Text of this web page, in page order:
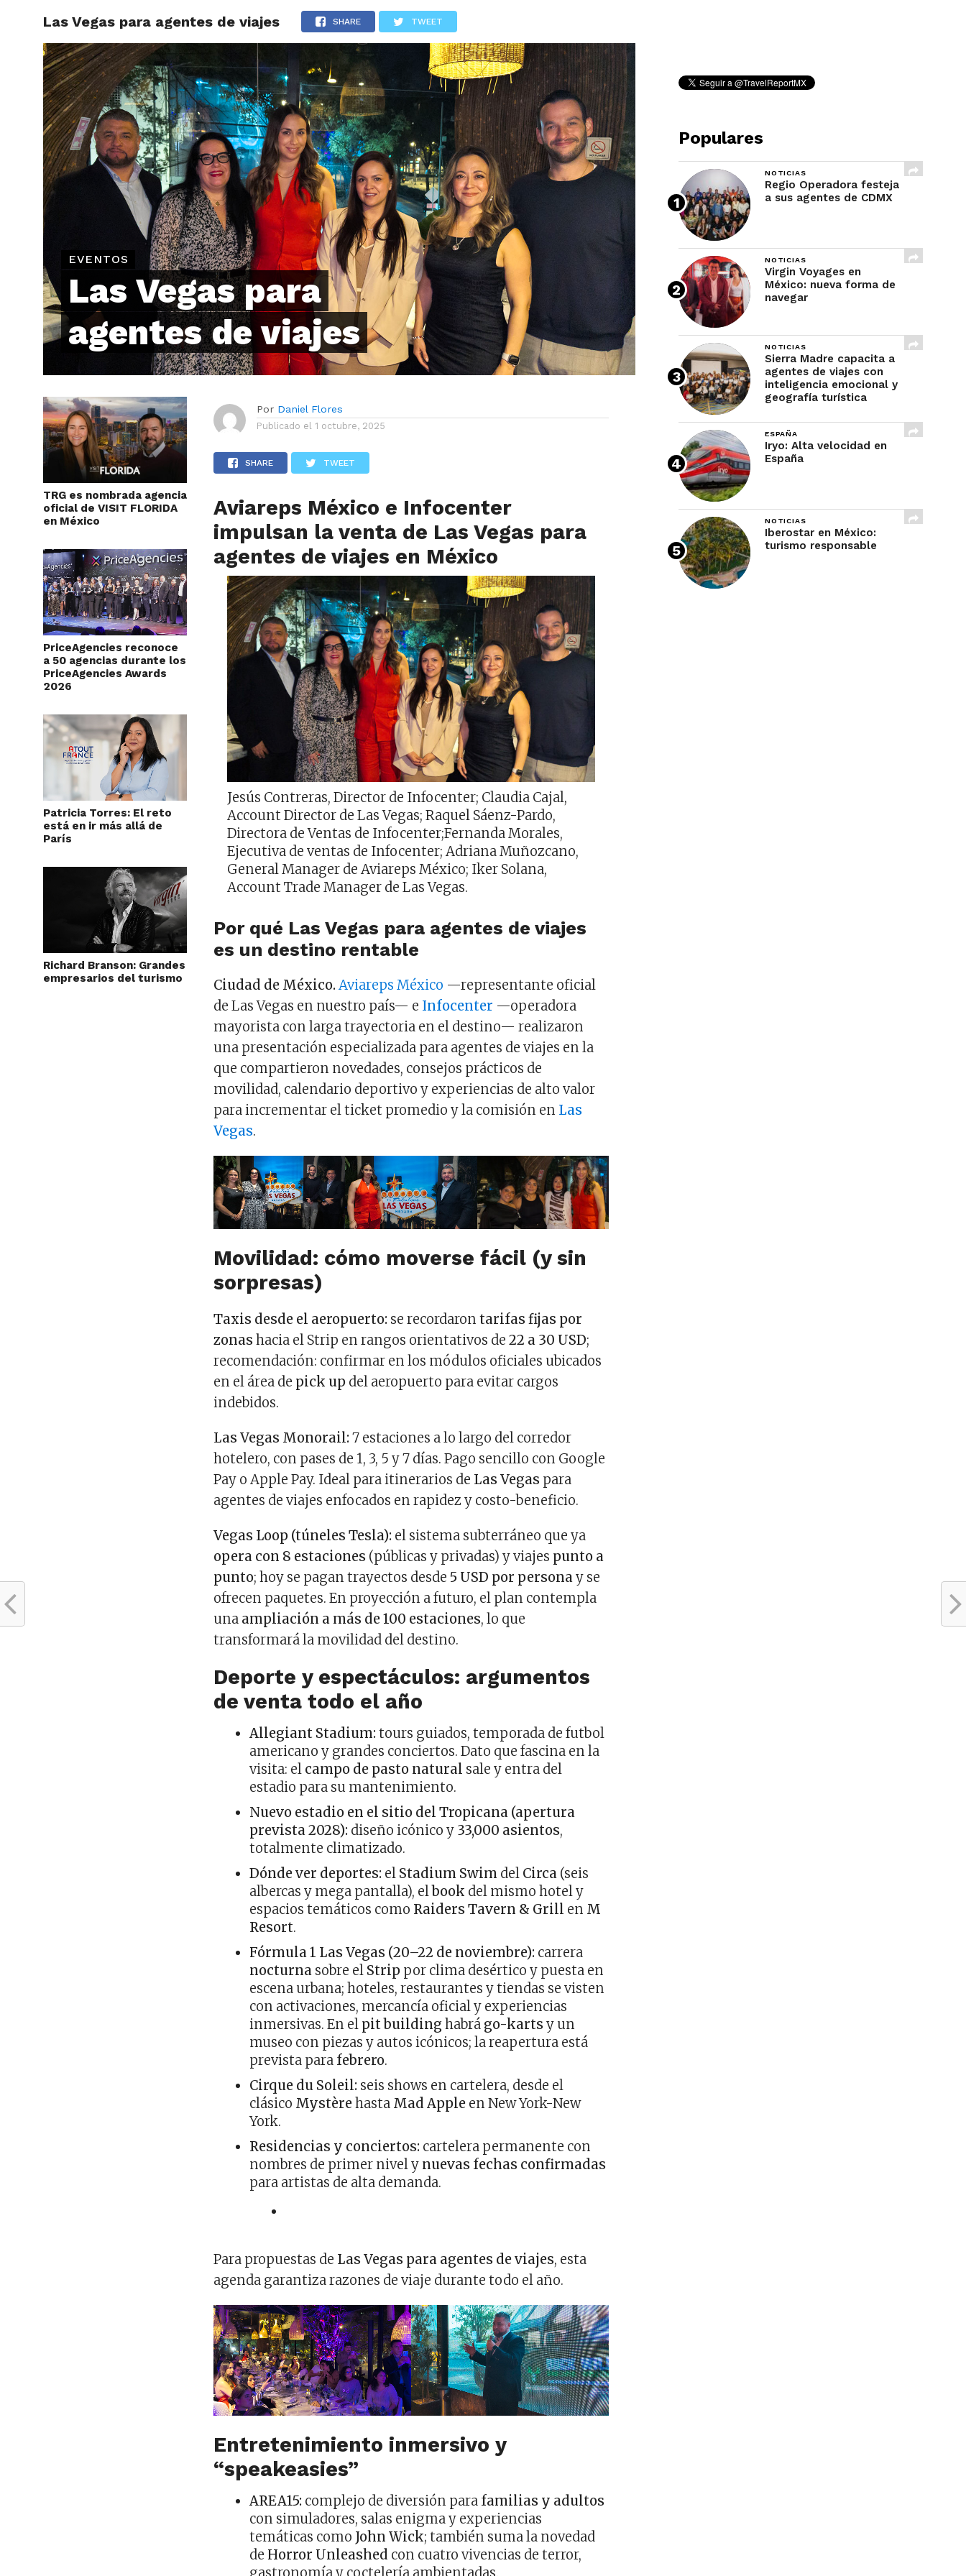
ARTÍCULOS REVIEWS EVENTOS
Las Vegas para agentes de viajes SHARE TWEET
EVENTOS
Las Vegas para
agentes de viajes
TRG es nombrada agencia
oficial de VISIT FLORIDA
en México
PriceAgencies reconoce
a 50 agencias durante los
PriceAgencies Awards
2026
Patricia Torres: El reto
está en ir más allá de
París
Richard Branson: Grandes
empresarios del turismo
Por Daniel Flores
Publicado el 1 octubre, 2025
SHARE TWEET
Aviareps México e Infocenter
impulsan la venta de Las Vegas para
agentes de viajes en México
Jesús Contreras, Director de Infocenter; Claudia Cajal,
Account Director de Las Vegas; Raquel Sáenz-Pardo,
Directora de Ventas de Infocenter;Fernanda Morales,
Ejecutiva de ventas de Infocenter; Adriana Muñozcano,
General Manager de Aviareps México; Iker Solana,
Account Trade Manager de Las Vegas.
Por qué Las Vegas para agentes de viajes
es un destino rentable
Ciudad de México. Aviareps México —representante oficial
de Las Vegas en nuestro país— e Infocenter —operadora
mayorista con larga trayectoria en el destino— realizaron
una presentación especializada para agentes de viajes en la
que compartieron novedades, consejos prácticos de
movilidad, calendario deportivo y experiencias de alto valor
para incrementar el ticket promedio y la comisión en Las
Vegas.
Movilidad: cómo moverse fácil (y sin
sorpresas)
Taxis desde el aeropuerto: se recordarontarifas fijas por
zonas hacia el Strip en rangos orientativos de22 a 30 USD;
recomendación: confirmar en los módulos oficiales ubicados
en el área de pick up del aeropuerto para evitar cargos
indebidos.
Las Vegas Monorail: 7 estaciones a lo largo del corredor
hotelero, con pases de 1, 3, 5 y 7 días. Pago sencillo con Google
Pay o Apple Pay. Ideal para itinerarios de Las Vegas para
agentes de viajes enfocados en rapidez y costo-beneficio.
Vegas Loop (túneles Tesla): el sistema subterráneo que ya
opera con 8 estaciones (públicas y privadas) y viajes punto a
punto; hoy se pagan trayectos desde 5 USD por personay se
ofrecen paquetes. En proyección a futuro, el plan contempla
una ampliación a más de 100 estaciones, lo que
transformará la movilidad del destino.
Deporte y espectáculos: argumentos
de venta todo el año
Allegiant Stadium: tours guiados, temporada de futbol
americano y grandes conciertos. Dato que fascina en la
visita: el campo de pasto natural sale y entra del
estadio para su mantenimiento.
Nuevo estadio en el sitio del Tropicana (apertura
prevista 2028): diseño icónico y 33,000 asientos,
totalmente climatizado.
Dónde ver deportes: el Stadium Swim del Circa (seis
albercas y mega pantalla), elbook del mismo hotel y
espacios temáticos como Raiders Tavern & Grill en M
Resort.
Fórmula 1 Las Vegas (20–22 de noviembre): carrera
nocturna sobre el Strip por clima desértico y puesta en
escena urbana; hoteles, restaurantes y tiendas se visten
con activaciones, mercancía oficial y experiencias
inmersivas. En el pit buildinghabrá go-karts y un
museo con piezas y autos icónicos; la reapertura está
prevista para febrero.
Cirque du Soleil: seis shows en cartelera, desde el
clásico Mystèrehasta Mad Apple en New York-New
York.
Residencias y conciertos: cartelera permanente con
nombres de primer nivel y nuevas fechas confirmadas
para artistas de alta demanda.
Para propuestas de Las Vegas para agentes de viajes, esta
agenda garantiza razones de viaje durante todo el año.
Entretenimiento inmersivo y
“speakeasies”
AREA15: complejo de diversión para familias y adultos
con simuladores, salas enigma y experiencias
temáticas como John Wick; también suma la novedad
de Horror Unleashed con cuatro vivencias de terror,
gastronomía y coctelería ambientadas.
Populares
NOTICIAS
Regio Operadora festeja
a sus agentes de CDMX
NOTICIAS
Virgin Voyages en
México: nueva forma de
navegar
NOTICIAS
Sierra Madre capacita a
agentes de viajes con
inteligencia emocional y
geografía turística
ESPAÑA
Iryo: Alta velocidad en
España
NOTICIAS
Iberostar en México:
turismo responsable